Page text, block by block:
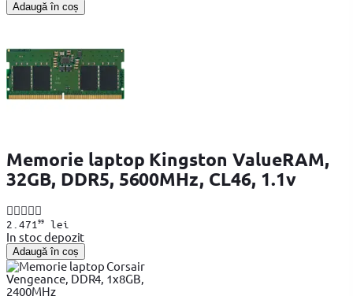
Adaugă în coș
Memorie laptop Kingston ValueRAM,
32GB, DDR5, 5600MHz, CL46, 1.1v
2.471 99lei
In stoc depozit
Adaugă în coș